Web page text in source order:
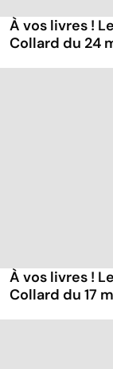
À vos livres !
Collard du 24
À vos livres !
Collard du 17